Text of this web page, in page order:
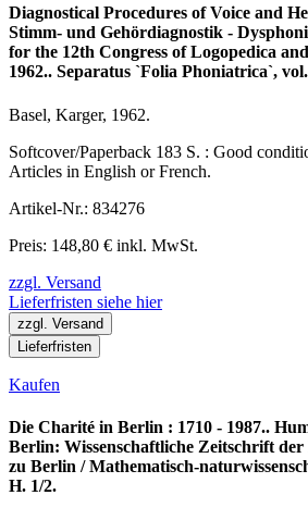
Diagnostical Procedures of Voice and
Stimm- und Gehördiagnostik -
for the 12th Congress of Logopedica
1962.. Separatus `Folia Phoniatrica`,
Basel, Karger, 1962.
Softcover/Paperback 183 S. : Good
Articles in English or French.
Artikel-Nr.: 834276
Preis: 148,80 € inkl. MwSt.
zzgl. Versand
Lieferfristen siehe hier
zzgl. Versand
Lieferfristen
Kaufen
Die Charité in Berlin : 1710 - 1987..
Berlin: Wissenschaftliche Zeitschrift
zu Berlin / Mathematisch-
H. 1/2.